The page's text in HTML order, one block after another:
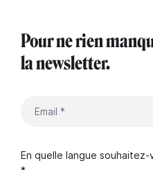
Pour ne rien
la newsletter.
En quelle langue